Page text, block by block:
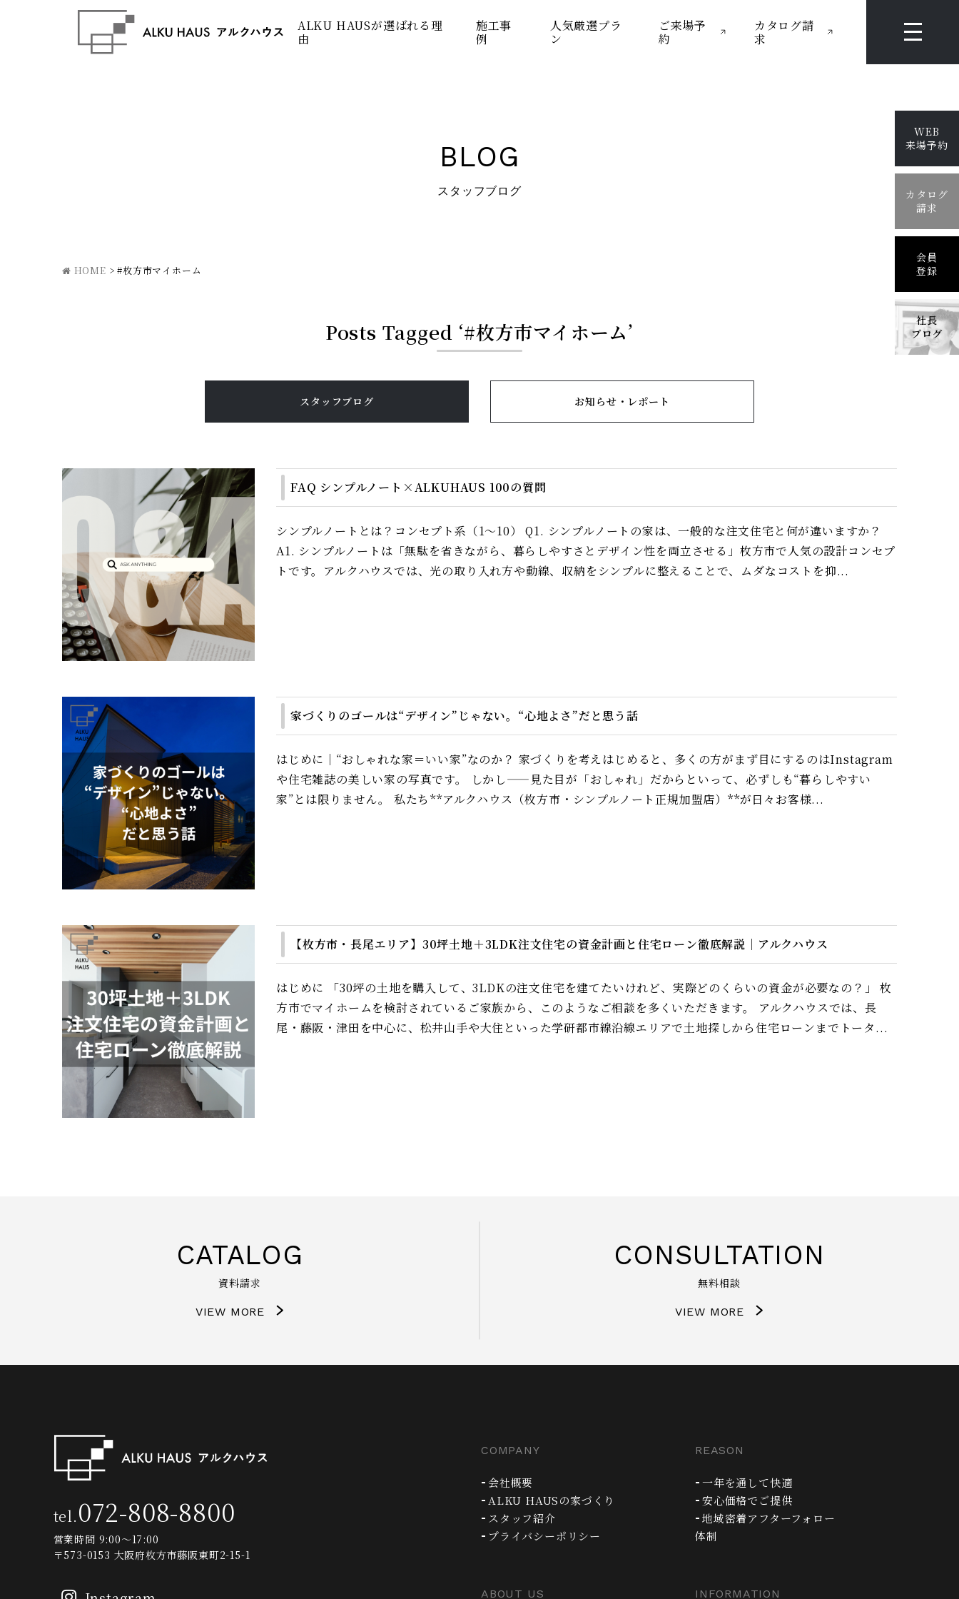
ALKU HAUSが選ばれる理
由
施工事
例
人気厳選プラ
ン
ご来場予
約
カタログ請
求
BLOG
スタッフブログ
HOME >#枚方市マイホーム
Posts Tagged ‘#枚方市マイホーム’
スタッフブログ お知らせ・レポート
FAQ シンプルノート×ALKUHAUS 100の質問
シンプルノートとは？コンセプト系（1〜10） Q1. シンプルノートの家は、一般的な注文住宅と何が違いますか？
A1. シンプルノートは「無駄を省きながら、暮らしやすさとデザイン性を両立させる」枚方市で人気の設計コンセプ
トです。アルクハウスでは、光の取り入れ方や動線、収納をシンプルに整えることで、ムダなコストを抑...
家づくりのゴールは“デザイン”じゃない。“心地よさ”だと思う話
はじめに｜“おしゃれな家＝いい家”なのか？ 家づくりを考えはじめると、多くの方がまず目にするのはInstagram
や住宅雑誌の美しい家の写真です。 しかし——見た目が「おしゃれ」だからといって、必ずしも“暮らしやすい
家”とは限りません。 私たち**アルクハウス（枚方市・シンプルノート正規加盟店）**が日々お客様...
【枚方市・長尾エリア】30坪土地＋3LDK注文住宅の資金計画と住宅ローン徹底解説｜アルクハウス
はじめに 「30坪の土地を購入して、3LDKの注文住宅を建てたいけれど、実際どのくらいの資金が必要なの？」 枚
方市でマイホームを検討されているご家族から、このようなご相談を多くいただきます。 アルクハウスでは、長
尾・藤阪・津田を中心に、松井山手や大住といった学研都市線沿線エリアで土地探しから住宅ローンまでトータ...
WEB
来場予約
カタログ
請求
会員
登録
社長
ブログ
CATALOG
資料請求
VIEW MORE
CONSULTATION
無料相談
VIEW MORE
tel.072-808-8800
営業時間 9:00～17:00
〒573-0153 大阪府枚方市藤阪東町2-15-1
COMPANY
会社概要
ALKU HAUSの家づくり
スタッフ紹介
プライバシーポリシー
REASON
一年を通して快適
安心価格でご提供
地域密着アフターフォロー
体制
ABOUT US INFORMATION